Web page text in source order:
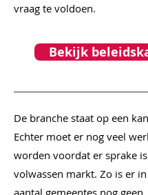
vraag te voldoen.
Bekijk
De branche staat op een
Echter moet er nog veel
worden voordat er sprake
volwassen markt. Zo is er
aantal gemeentes nog geen